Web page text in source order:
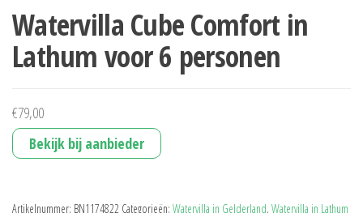
Watervilla Cube Comfort in
Lathum voor 6 personen
€79,00
Bekijk bij aanbieder
Artikelnummer: BN1174822 Categorieën: Watervilla in Gelderland, Watervilla in Lathum